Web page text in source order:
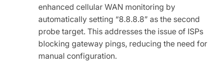
enhanced cellular WAN monitoring by
automatically setting “8.8.8.8” as the second
probe target. This addresses the issue of ISPs
blocking gateway pings, reducing the need for
manual configuration.